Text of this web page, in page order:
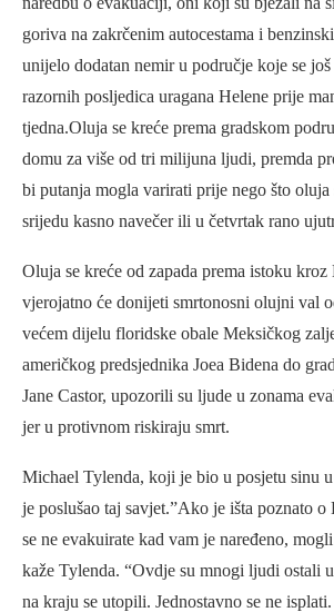
goriva na zakrčenim autocestama i
unijelo dodatan nemir u područje koje se
razornih posljedica uragana Helene prije
tjedna.Oluja se kreće prema gradskom
domu za više od tri milijuna ljudi, premda
bi putanja mogla varirati prije nego što oluja
srijedu kasno navečer ili u četvrtak rano
Oluja se kreće od zapada prema istoku
vjerojatno će donijeti smrtonosni olujni val
većem dijelu floridske obale Meksičkog
američkog predsjednika Joea Bidena do
Jane Castor, upozorili su ljude u zonama
jer u protivnom riskiraju smrt.
Michael Tylenda, koji je bio u posjetu sinu
je poslušao taj savjet.”Ako je išta poznato
se ne evakuirate kad vam je naređeno,
kaže Tylenda. “Ovdje su mnogi ljudi ostali
na kraju se utopili. Jednostavno se ne